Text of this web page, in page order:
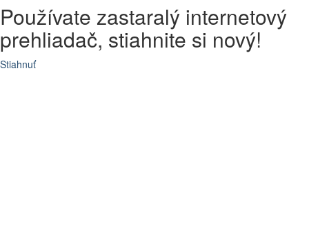
Používate zastaralý internetový
prehliadač, stiahnite si nový!
Stiahnuť